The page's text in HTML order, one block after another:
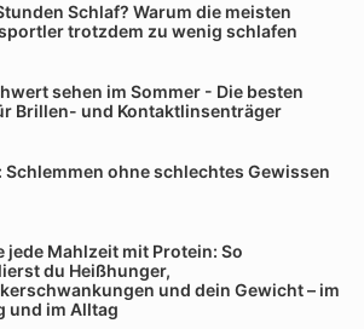
Schlaf? Warum die meisten
trotzdem zu wenig schlafen
sehen im Sommer - Die besten
Brillen- und Kontaktlinsenträger
Schlemmen ohne schlechtes Gewissen
jede Mahlzeit mit Protein: So
du Heißhunger,
und dein Gewicht – im
und im Alltag